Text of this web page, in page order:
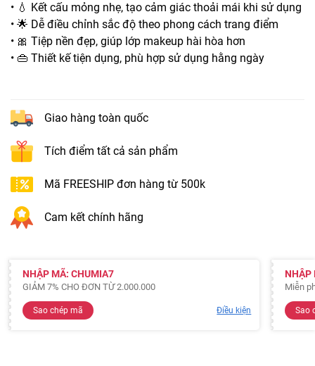
• 💧 Kết cấu mỏng nhẹ, tạo cảm giác thoải mái khi sử dụng
• 🌟 Dễ điều chỉnh sắc độ theo phong cách trang điểm
• 🎀 Tiệp nền đẹp, giúp lớp makeup hài hòa hơn
• 👜 Thiết kế tiện dụng, phù hợp sử dụng hằng ngày
Giao hàng toàn quốc
Tích điểm tất cả sản phẩm
Mã FREESHIP đơn hàng từ 500k
Cam kết chính hãng
NHẬP MÃ: CHUMIA7
GIẢM 7% CHO ĐƠN TỪ 2.000.000
Sao chép mã Điều kiện
NHẬP
Miễn
Sao